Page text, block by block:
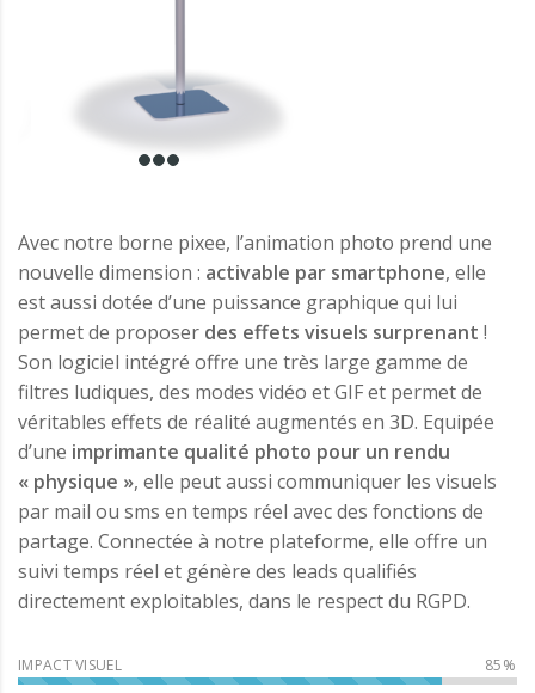
Avec notre borne pixee, l’animation photo prend une
nouvelle dimension : activable par smartphone, elle
est aussi dotée d’une puissance graphique qui lui
permet de proposer des effets visuels surprenant !
Son logiciel intégré offre une très large gamme de
filtres ludiques, des modes vidéo et GIF et permet de
véritables effets de réalité augmentés en 3D. Equipée
d’une imprimante qualité photo pour un rendu
« physique », elle peut aussi communiquer les visuels
par mail ou sms en temps réel avec des fonctions de
partage. Connectée à notre plateforme, elle offre un
suivi temps réel et génère des leads qualifiés
directement exploitables, dans le respect du RGPD.
IMPACT VISUEL